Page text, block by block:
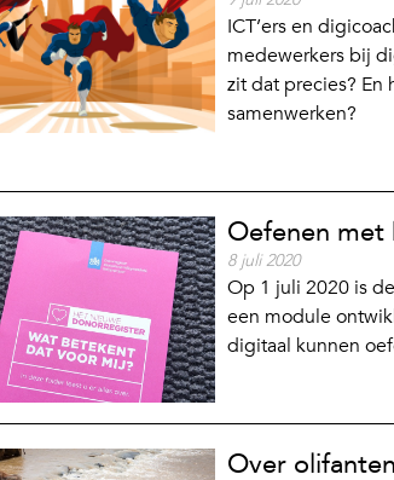
ICT’ers en
medewerkers bij
zit dat precies? En
samenwerken?
Oefenen
8 juli 2020
Op 1 juli 2020 is
een module
digitaal kunnen
Over